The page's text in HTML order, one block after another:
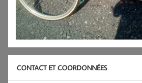
CONTACT ET COORDONNÉES